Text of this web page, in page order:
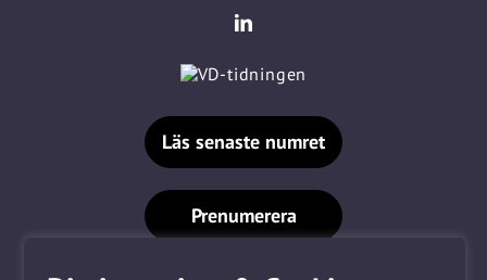
Läs senaste numret
Prenumerera